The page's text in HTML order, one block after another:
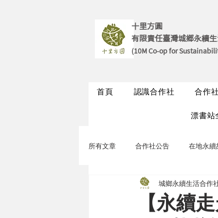
十里方圓
有限責任臺灣城鄉永續
(10M Co-op for
首頁 認識合作社 合作
漂書站
所有文章 合作社公告 在地永續
永續走走
【永續
城鄉永續生活合作